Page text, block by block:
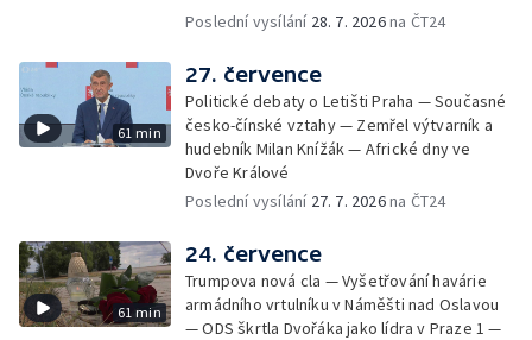
Poslední vysílání 28. 7. 2026na ČT24
61 min
27. července
Politické debaty o Letišti Praha — Současné
česko-čínské vztahy — Zemřel výtvarník a
hudebník Milan Knížák — Africké dny ve
Dvoře Králové
Poslední vysílání 27. 7. 2026na ČT24
61 min
24. července
Trumpova nová cla — Vyšetřování havárie
armádního vrtulníku v Náměšti nad Oslavou
— ODS škrtla Dvořáka jako lídra v Praze 1 —